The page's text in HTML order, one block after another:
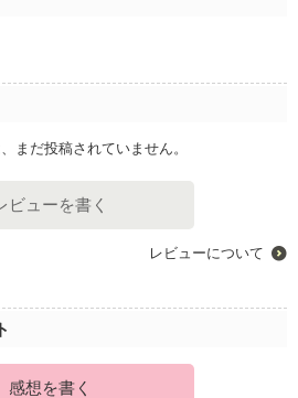
まだ投稿されていません。
ビューを書く
レビューについて
感想を書く